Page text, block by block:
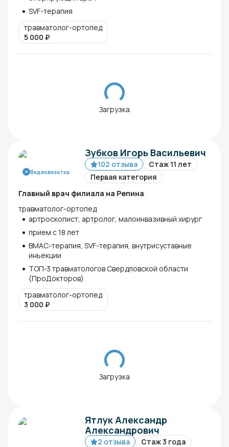
SVF-терапия
травматолог-ортопед
5 000 ₽
Загрузка
Видеовизитка
Зубков Игорь Васильевич
102 отзыва
Стаж 11 лет
Первая категория
Главный врач филиала на Репина
травматолог-ортопед
артроскопист, артролог, малоинвазивный хирург
прием с 18 лет
ВМАС-терапия, SVF-терапия, внутрисуставные
инъекции
ТОП-3 травматологов Свердловской области
(ПроДокторов)
травматолог-ортопед
3 000 ₽
Загрузка
Ятлук Александр
Александрович
2 отзыва
Стаж 3 года